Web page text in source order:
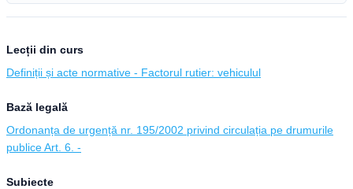
Lecții din curs
Definiții și acte normative - Factorul rutier: vehiculul
Bază legală
Ordonanța de urgență nr. 195/2002 privind circulația pe drumurile
publice Art. 6. -
Subiecte